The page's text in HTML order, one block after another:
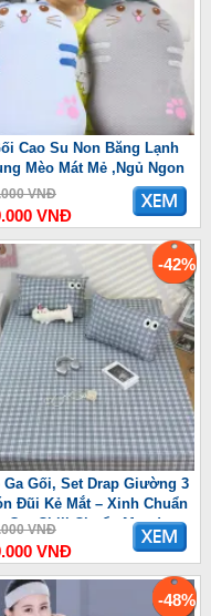
Cao Su Non Băng Lạnh
Mèo Mát Mẻ ,Ngủ Ngon
VNĐ
VNĐ
-42%
Ga Gối, Set Drap Giường 3
Đũi Kẻ Mắt – Xinh Chuẩn
Gu, Chill Chuẩn Mood
VNĐ
VNĐ
-48%